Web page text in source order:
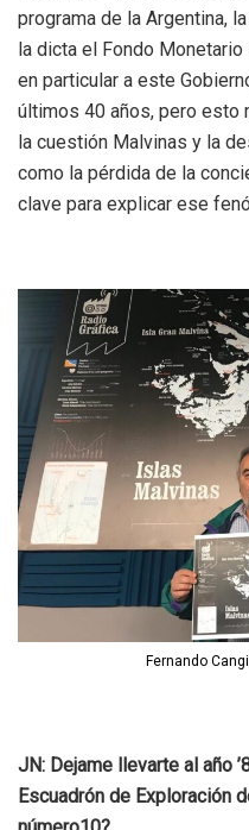
programa de la Argentina,
la dicta el Fondo
en particular a este
últimos 40 años, pero esto
la cuestión Malvinas y la
como la pérdida de la
clave para explicar ese
Fernando
JN: Dejame llevarte al año
Escuadrón de Exploración